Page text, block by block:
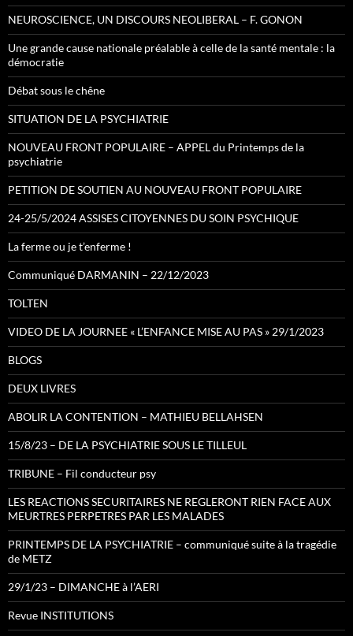
NEUROSCIENCE, UN DISCOURS NEOLIBERAL – F. GONON
Une grande cause nationale préalable à celle de la santé mentale : la
démocratie
Débat sous le chêne
SITUATION DE LA PSYCHIATRIE
NOUVEAU FRONT POPULAIRE – APPEL du Printemps de la
psychiatrie
PETITION DE SOUTIEN AU NOUVEAU FRONT POPULAIRE
24-25/5/2024 ASSISES CITOYENNES DU SOIN PSYCHIQUE
La ferme ou je t’enferme !
Communiqué DARMANIN – 22/12/2023
TOLTEN
VIDEO DE LA JOURNEE « L’ENFANCE MISE AU PAS » 29/1/2023
BLOGS
DEUX LIVRES
ABOLIR LA CONTENTION – MATHIEU BELLAHSEN
15/8/23 – DE LA PSYCHIATRIE SOUS LE TILLEUL
TRIBUNE – Fil conducteur psy
LES REACTIONS SECURITAIRES NE REGLERONT RIEN FACE AUX
MEURTRES PERPETRES PAR LES MALADES
PRINTEMPS DE LA PSYCHIATRIE – communiqué suite à la tragédie
de METZ
29/1/23 – DIMANCHE à l’AERI
Revue INSTITUTIONS